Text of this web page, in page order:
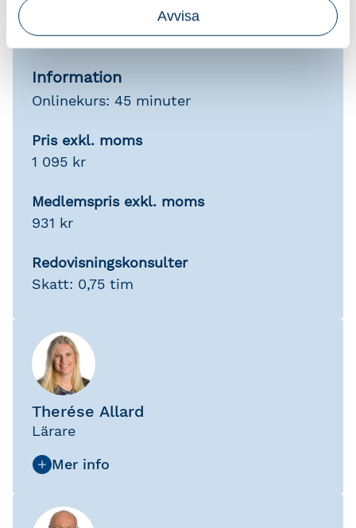
Avvisa
ska den vara slutförd inom
tillgänglighetsperioden (sex månader).
Information
Onlinekurs: 45 minuter
Pris exkl. moms
1 095 kr
Medlemspris exkl. moms
931 kr
Redovisningskonsulter
Skatt: 0,75 tim
Therése Allard
Lärare